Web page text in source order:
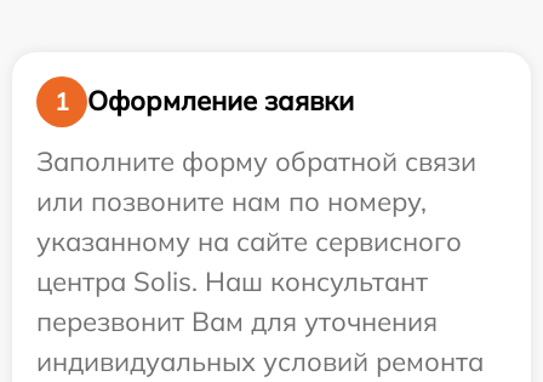
1
Оформление заявки
Заполните форму обратной связи
или позвоните нам по номеру,
указанному на сайте сервисного
центра Solis. Наш консультант
перезвонит Вам для уточнения
индивидуальных условий ремонта